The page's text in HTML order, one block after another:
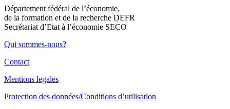
Département fédéral de l’économie,
de la formation et de la recherche DEFR
Secrétariat d’Etat à l’économie SECO
Qui sommes-nous?
Contact
Mentions legales
Protection des données/Conditions d’utilisation